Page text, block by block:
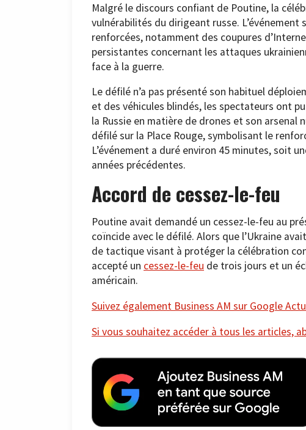
Malgré le discours confiant de Poutine, la
vulnérabilités du dirigeant russe. L’événement
renforcées, notamment des coupures
persistantes concernant les attaques
face à la guerre.
Le défilé n’a pas présenté son habituel
et des véhicules blindés, les spectateurs ont
la Russie en matière de drones et son arsenal
défilé sur la Place Rouge, symbolisant le
L’événement a duré environ 45 minutes, soit
années précédentes.
Accord de cessez-le-feu
Poutine avait demandé un cessez-le-feu au
coïncide avec le défilé. Alors que l’Ukraine
de tactique visant à protéger la célébration
accepté un cessez-le-feu de trois jours et un
américain.
Suivez également Business AM sur Google
Si vous souhaitez accéder à tous les articles,